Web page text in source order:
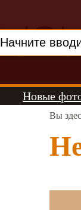
Новые
Вы